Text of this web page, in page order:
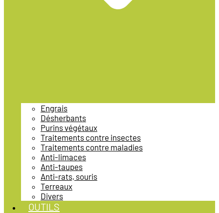
Engrais
Désherbants
Purins végétaux
Traitements contre insectes
Traitements contre maladies
Anti-limaces
Anti-taupes
Anti-rats, souris
Terreaux
Divers
OUTILS